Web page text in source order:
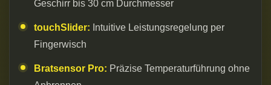
Geschirr bis 30 cm Durchmesser
touchSlider: Intuitive Leistungsregelung per
Fingerwisch
Bratsensor Pro: Präzise Temperaturführung ohne